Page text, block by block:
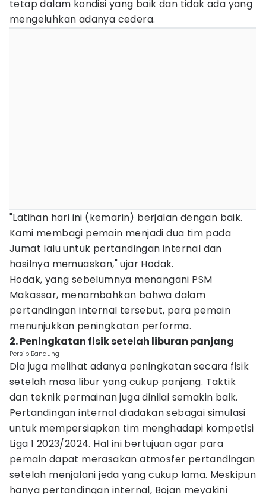
tetap dalam kondisi yang baik dan tidak ada yang
mengeluhkan adanya cedera.
"Latihan hari ini (kemarin) berjalan dengan baik.
Kami membagi pemain menjadi dua tim pada
Jumat lalu untuk pertandingan internal dan
hasilnya memuaskan," ujar Hodak.
Hodak, yang sebelumnya menangani PSM
Makassar, menambahkan bahwa dalam
pertandingan internal tersebut, para pemain
menunjukkan peningkatan performa.
2. Peningkatan fisik setelah liburan panjang
Persib Bandung
Dia juga melihat adanya peningkatan secara fisik
setelah masa libur yang cukup panjang. Taktik
dan teknik permainan juga dinilai semakin baik.
Pertandingan internal diadakan sebagai simulasi
untuk mempersiapkan tim menghadapi kompetisi
Liga 1 2023/2024. Hal ini bertujuan agar para
pemain dapat merasakan atmosfer pertandingan
setelah menjalani jeda yang cukup lama. Meskipun
hanya pertandingan internal, Bojan meyakini